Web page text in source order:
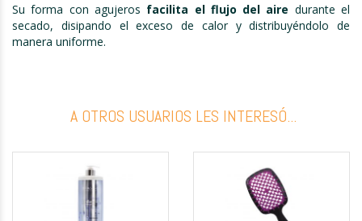
Su forma con agujeros facilita el flujo del aire durante el
secado, disipando el exceso de calor y distribuyéndolo de
manera uniforme.
A OTROS USUARIOS LES INTERESÓ...